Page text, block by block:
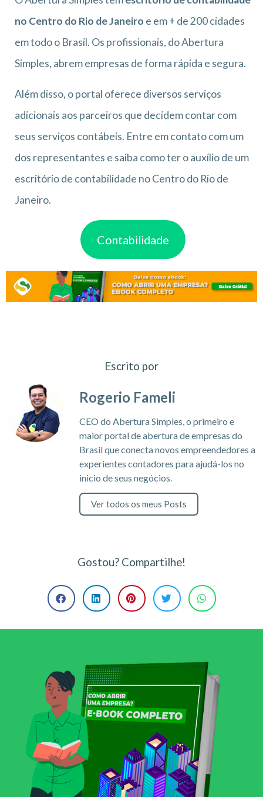
no Centro do Rio de Janeiro e em + de 200 cidades
em todo o Brasil. Os profissionais, do Abertura
Simples, abrem empresas de forma rápida e segura.
Além disso, o portal oferece diversos serviços
adicionais aos parceiros que decidem contar com
seus serviços contábeis. Entre em contato com um
dos representantes e saiba como ter o auxílio de um
escritório de contabilidade no Centro do Rio de
Janeiro.
Contabilidade
Escrito por
Rogerio Fameli
CEO do Abertura Simples, o primeiro e
maior portal de abertura de empresas do
Brasil que conecta novos empreendedores a
experientes contadores para ajudá-los no
inicio de seus negócios.
Ver todos os meus Posts
Gostou? Compartilhe!